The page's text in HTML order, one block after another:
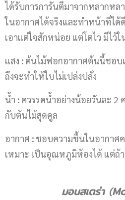
ได้รับการการันตีมาจากหลากห
ในอากาศได้จริงและทำหน้าที่ได้
เอาแต่ใจสักหน่อย แต่โตไว มีไว้
แสง : ต้นไม้ฟอกอากาศต้นนี้ชอบ
ถึงจะทำให้ใบไม่เปล่งปลั่ง
น้ำ : ควรรดน้ำอย่างน้อยวันละ 2
กับต้นไม้สุดคูล
อากาศ : ชอบความชื้นในอากาศ
เหมาะ เป็นอุณหภูมิห้องได้ แต่ถ้
มอนสเตร่า (